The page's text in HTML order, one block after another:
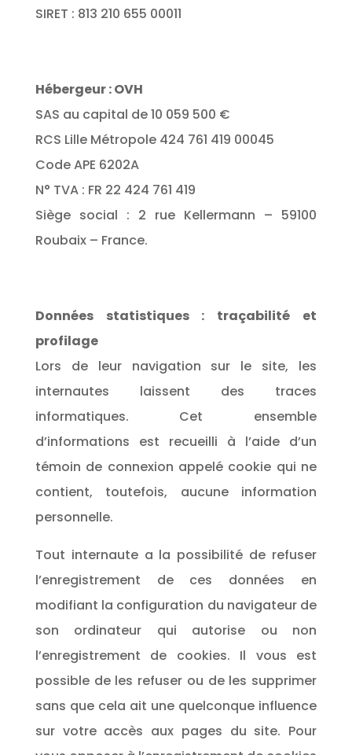
SIRET : 813 210 655 00011
Hébergeur : OVH
SAS au capital de 10 059 500 €
RCS Lille Métropole 424 761 419 00045
Code APE 6202A
N° TVA : FR 22 424 761 419
Siège social : 2 rue Kellermann – 59100
Roubaix – France.
Données statistiques : traçabilité et
profilage
Lors de leur navigation sur le site, les
internautes laissent des traces
informatiques. Cet ensemble
d’informations est recueilli à l’aide d’un
témoin de connexion appelé cookie qui ne
contient, toutefois, aucune information
personnelle.
Tout internaute a la possibilité de refuser
l’enregistrement de ces données en
modifiant la configuration du navigateur de
son ordinateur qui autorise ou non
l’enregistrement de cookies. Il vous est
possible de les refuser ou de les supprimer
sans que cela ait une quelconque influence
sur votre accès aux pages du site. Pour